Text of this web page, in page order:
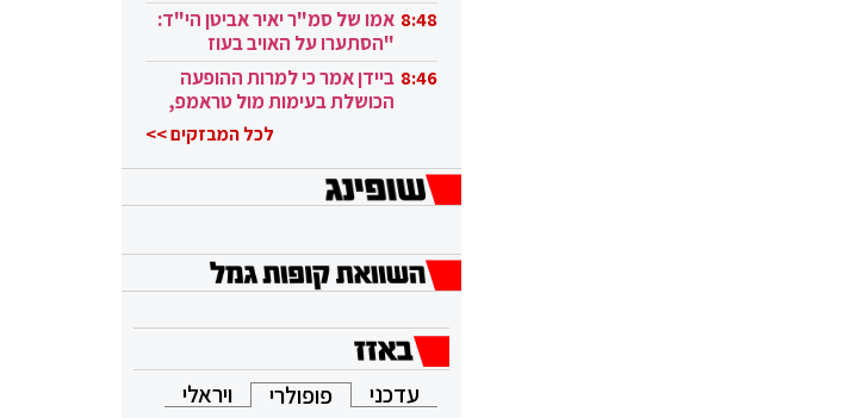
8:48 אמו של סמ"ר יאיר אביטן הי"ד:
"הסתערו על האויב בעוז
ובגבורה" 8:46 ביידן אמר כי למרות ההופעה
הכושלת בעימות מול טראמפ,
לכל המבזקים >>
עדכני פופולרי ויראלי